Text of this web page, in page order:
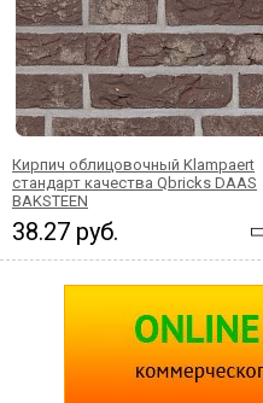
Кирпич облицовочный Klampaert
стандарт качества Qbricks DAAS
BAKSTEEN
38.27 руб.